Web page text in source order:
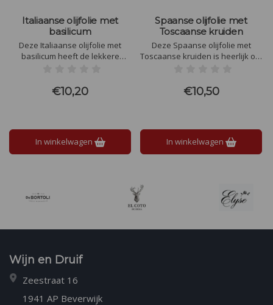
Italiaanse olijfolie met
basilicum
Deze Italiaanse olijfolie met
basilicum heeft de lekkere
mediterraanse keuken. Te
gebruiken voor onder andere
€10,20
In winkelwagen
Spaanse olijfolie met
Toscaanse kruiden
Deze Spaanse olijfolie met
Toscaanse kruiden is heerlijk om
€10,50
In winkelwagen
Wijn en Druif
Zeestraat 16
1941 AP Beverwijk